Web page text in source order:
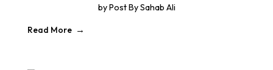
byPost By Sahab Ali
Read More